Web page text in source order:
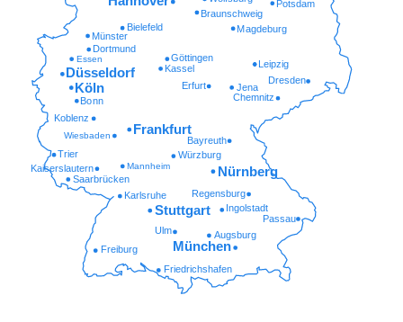
Friedrichshafen
Freiburg
Augsburg
Ulm
Passau
Ingolstadt
Regensburg
Karlsruhe
Saarbrücken
Kaiserslautern Mannheim
Würzburg
Trier
Wiesbaden Bayreuth
Koblenz
Chemnitz
Bonn
Erfurt Jena
Dresden
Kassel
Göttingen
Essen
Dortmund
Münster
Magdeburg
Bielefeld
Braunschweig
Potsdam
München
Stuttgart
Nürnberg
Frankfurt
Köln
Düsseldorf
Leipzig